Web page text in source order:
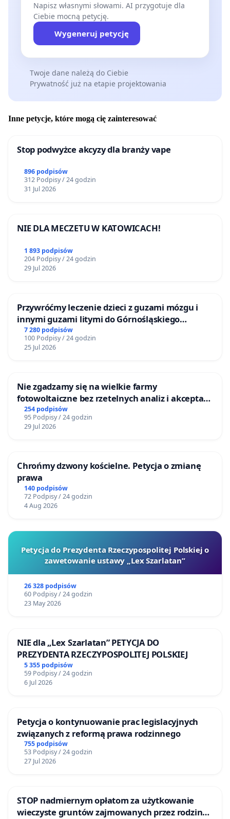
Napisz własnymi słowami. AI przygotuje dla
Ciebie mocną petycję.
Wygeneruj petycję
Twoje dane należą do Ciebie
Prywatność już na etapie projektowania
Inne petycje, które mogą cię zainteresować
Stop podwyżce akcyzy dla branży vape
896 podpisów
312 Podpisy / 24 godzin
31 Jul 2026
NIE DLA MECZETU W KATOWICACH!
1 893 podpisów
204 Podpisy / 24 godzin
29 Jul 2026
Przywróćmy leczenie dzieci z guzami mózgu i
innymi guzami litymi do Górnośląskiego
Centrum Zdrowia Dziecka w Katowicach
7 280 podpisów
100 Podpisy / 24 godzin
25 Jul 2026
Nie zgadzamy się na wielkie farmy
fotowoltaiczne bez rzetelnych analiz i akceptacji
mieszkańców
254 podpisów
95 Podpisy / 24 godzin
29 Jul 2026
Chrońmy dzwony kościelne. Petycja o zmianę
prawa
140 podpisów
72 Podpisy / 24 godzin
4 Aug 2026
Petycja do Prezydenta Rzeczypospolitej Polskiej o
zawetowanie ustawy „Lex Szarlatan”
26 328 podpisów
60 Podpisy / 24 godzin
23 May 2026
NIE dla „Lex Szarlatan” PETYCJA DO
PREZYDENTA RZECZYPOSPOLITEJ POLSKIEJ
5 355 podpisów
59 Podpisy / 24 godzin
6 Jul 2026
Petycja o kontynuowanie prac legislacyjnych
związanych z reformą prawa rodzinnego
755 podpisów
53 Podpisy / 24 godzin
27 Jul 2026
STOP nadmiernym opłatom za użytkowanie
wieczyste gruntów zajmowanych przez rodzinne